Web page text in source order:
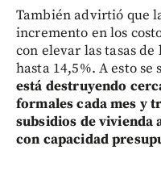
También advirtió que
incremento en los
con elevar las tasas
hasta 14,5%. A esto
está destruyendo
formales cada mes y
subsidios de vivienda
con capacidad